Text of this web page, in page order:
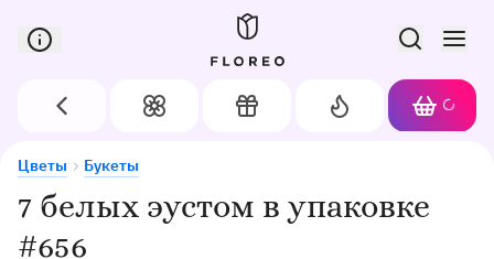
Сервис доставки цветов в Орле
Назад Цветы Подарки
Акции
Корзина
7 белых эустом в упаковке
#656
Цветы Букеты
7 белых эустом в упаковке #656
Хит